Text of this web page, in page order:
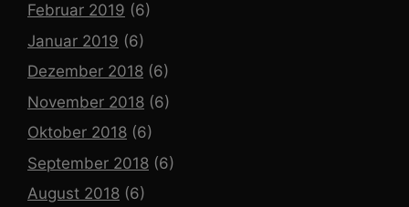
Februar 2019 (6)
Januar 2019 (6)
Dezember 2018 (6)
November 2018 (6)
Oktober 2018 (6)
September 2018 (6)
August 2018 (6)